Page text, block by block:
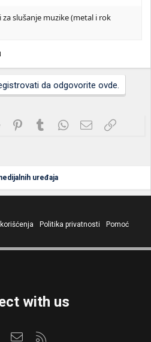
za slušanje muzike (metal i rok
da odgovorite ovde.
Reddit PinterestTumblrWhatsApp
Imejl Link
uređaja
Politika privatnosti
Pomoć
with us
FacebookKontaktirajte nas